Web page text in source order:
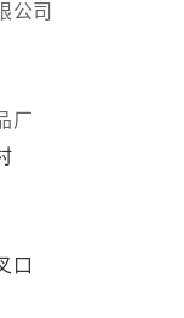
公司
厂
口